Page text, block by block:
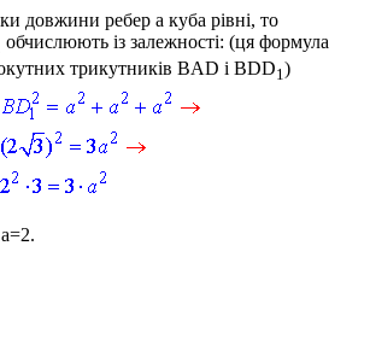
довжини ребер a куба рівні, то
обчислюють із залежності: (ця формула
трикутників BAD і BDD1)
a=2.